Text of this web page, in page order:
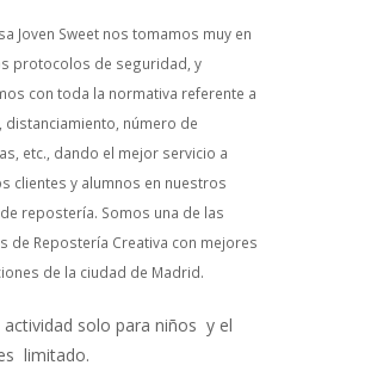
Joven Sweet nos tomamos muy en
protocolos de seguridad, y
con toda la normativa referente a
distanciamiento, número de
etc., dando el mejor servicio a
clientes y alumnos en nuestros
repostería. Somos una de las
de Repostería Creativa con mejores
de la ciudad de Madrid.
actividad solo para niños y el
limitado.